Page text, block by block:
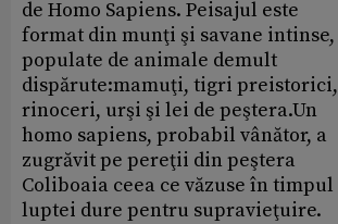
de Homo Sapiens. Peisajul este
format din munţi şi savane intinse,
populate de animale demult
dispărute:mamuţi, tigri preistorici,
rinoceri, urşi şi lei de peştera.Un
homo sapiens, probabil vânător, a
zugrăvit pe pereţii din peştera
Coliboaia ceea ce văzuse în timpul
luptei dure pentru supravieţuire.